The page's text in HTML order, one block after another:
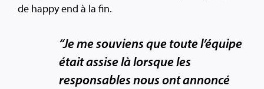
de happy end à la fin.
“Je me souviens que toute l’équipe
était assise là lorsque les
responsables nous ont annoncé